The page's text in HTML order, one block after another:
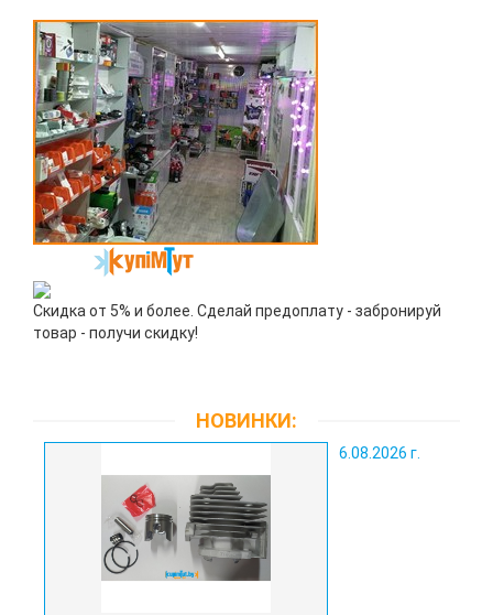
Скидка от 5% и более. Сделай предоплату - забронируй
товар - получи скидку!
НОВИНКИ:
6.08.2026 г.